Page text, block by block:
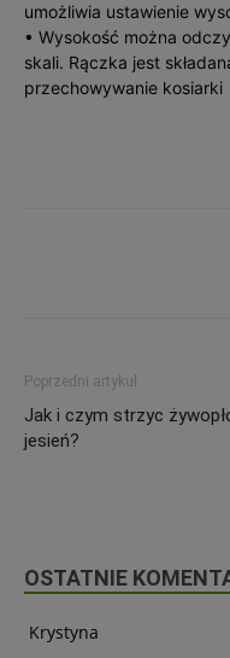
umożliwia ustawienie
• Wysokość można
skali. Rączka jest
przechowywanie kosiarki
Poprzedni artykuł
Jak i czym strzyc
jesień?
OSTATNIE
Krystyna